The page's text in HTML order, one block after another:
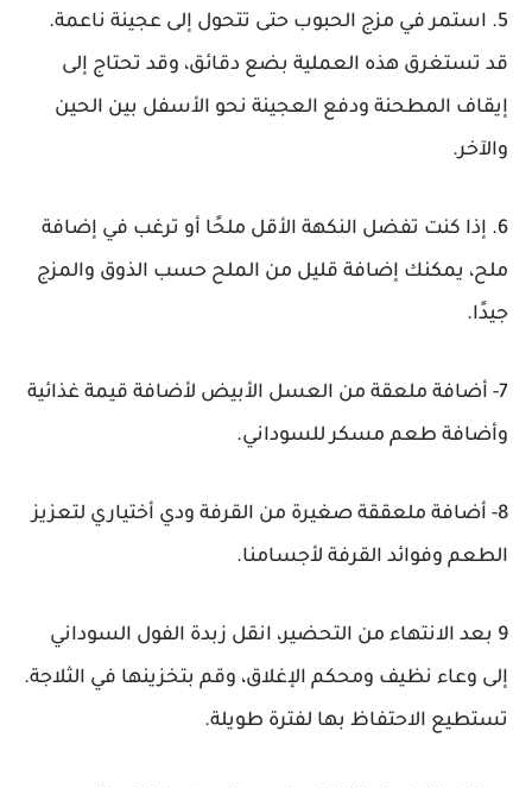
5. استمر في مزج الحبوب حتى تتحول إلى عجينة ناعمة.
قد تستغرق هذه العملية بضع دقائق، وقد تحتاج إلى
إيقاف المطحنة ودفع العجينة نحو الأسفل بين الحين
والآخر.
6. إذا كنت تفضل النكهة الأقل ملحًا أو ترغب في إضافة
ملح، يمكنك إضافة قليل من الملح حسب الذوق والمزج
جيدًا.
7- أضافة ملعقة من العسل الأبيض لأضافة قيمة غذائية
وأضافة طعم مسكر للسوداني.
8- أضافة ملعققة صغيرة من القرفة ودي أختياري لتعزيز
الطعم وفوائد القرفة لأجسامنا.
9 بعد الانتهاء من التحضير، انقل زبدة الفول السوداني
إلى وعاء نظيف ومحكم الإغلاق، وقم بتخزينها في الثلاجة.
تستطيع الاحتفاظ بها لفترة طويلة.